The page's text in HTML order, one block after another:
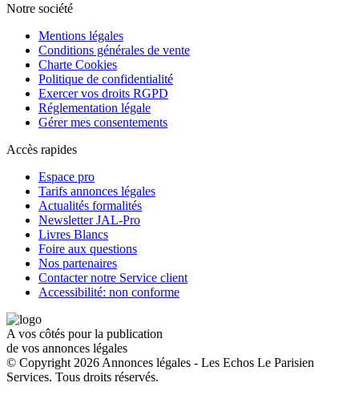
Notre société
Mentions légales
Conditions générales de vente
Charte Cookies
Politique de confidentialité
Exercer vos droits RGPD
Réglementation légale
Gérer mes consentements
Accès rapides
Espace pro
Tarifs annonces légales
Actualités formalités
Newsletter JAL-Pro
Livres Blancs
Foire aux questions
Nos partenaires
Contacter notre Service client
Accessibilité: non conforme
A vos côtés pour la publication
de vos annonces légales
© Copyright 2026 Annonces légales - Les Echos Le Parisien
Services. Tous droits réservés.